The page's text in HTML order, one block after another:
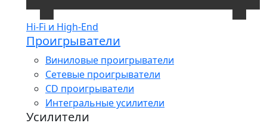
Hi-Fi и High-End
Проигрыватели
Виниловые проигрыватели
Сетевые проигрыватели
CD проигрыватели
Интегральные усилители
Усилители